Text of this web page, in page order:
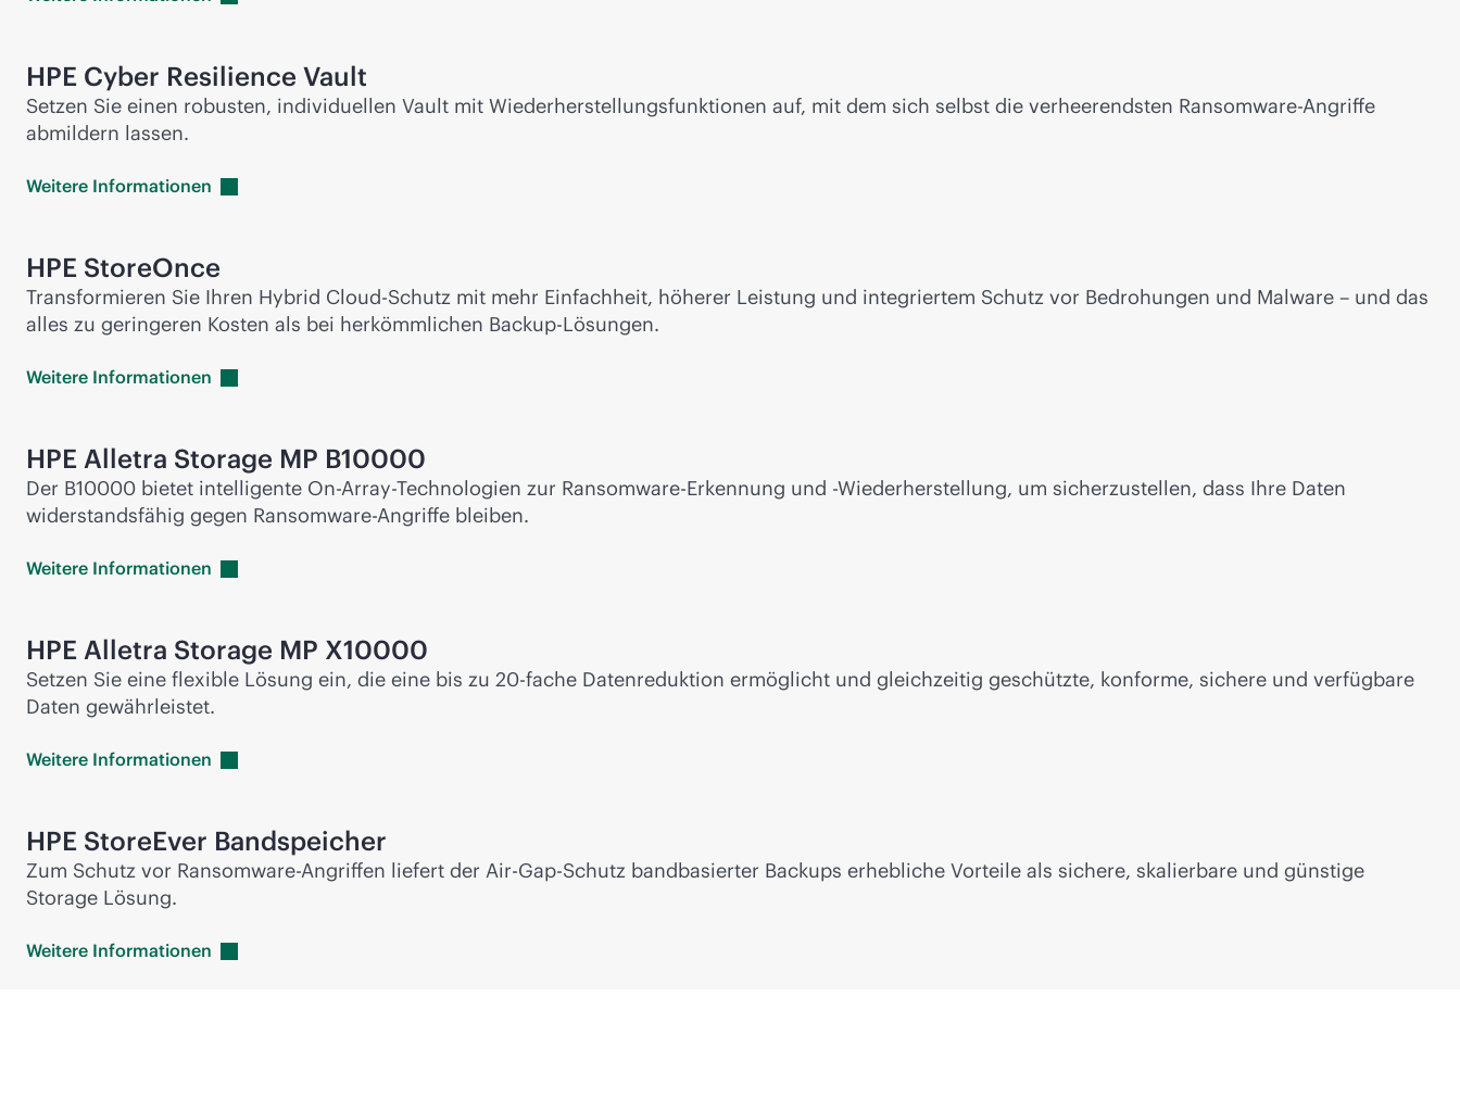
HPE Cyber Resilience Vault
Setzen Sie einen robusten, individuellen Vault mit Wiederherstellungsfunktionen auf, mit dem sich selbst die verheerendsten Ransomware-Angriffe
abmildern lassen.
Weitere Informationen
HPE StoreOnce
Transformieren Sie Ihren Hybrid Cloud-Schutz mit mehr Einfachheit, höherer Leistung und integriertem Schutz vor Bedrohungen und Malware – und das
alles zu geringeren Kosten als bei herkömmlichen Backup-Lösungen.
Weitere Informationen
HPE Alletra Storage MP B10000
Der B10000 bietet intelligente On-Array-Technologien zur Ransomware-Erkennung und -Wiederherstellung, um sicherzustellen, dass Ihre Daten
widerstandsfähig gegen Ransomware-Angriffe bleiben.
Weitere Informationen
HPE Alletra Storage MP X10000
Setzen Sie eine flexible Lösung ein, die eine bis zu 20-fache Datenreduktion ermöglicht und gleichzeitig geschützte, konforme, sichere und verfügbare
Daten gewährleistet.
Weitere Informationen
HPE StoreEver Bandspeicher
Zum Schutz vor Ransomware-Angriffen liefert der Air-Gap-Schutz bandbasierter Backups erhebliche Vorteile als sichere, skalierbare und günstige
Storage Lösung.
Weitere Informationen